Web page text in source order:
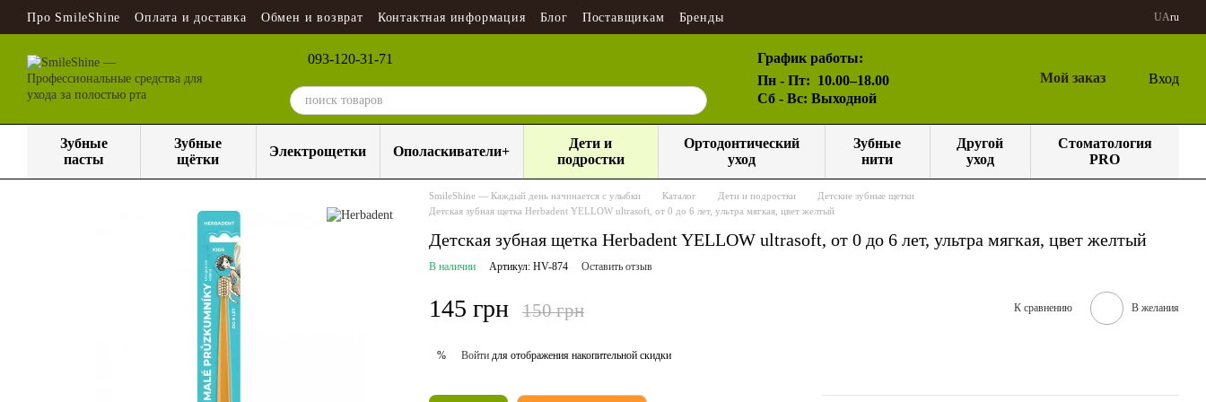
Перейти к основному контенту
Про SmileShine Оплата и доставка Обмен и возврат Контактная информация Блог Поставщикам Бренды UAru
093-120-31-71
График работы:
Пн - Пт: 10.00–18.00
Сб - Вс: Выходной
Мой заказ Вход
Зубные
пасты
Зубные
щётки
Электрощетки Ополаскиватели+
Дети и
подростки
Ортодонтический
уход
Зубные
нити
Другой
уход
Стоматология
PRO
SmileShine — Каждый день начинается с улыбки Каталог Дети и подростки
Детские зубные щетки
Детская зубная щетка Herbadent YELLOW ultrasoft, от 0 до 6 лет, ультра мягкая, цвет желтый
Детская зубная щетка Herbadent YELLOW ultrasoft, от 0 до 6 лет, ультра мягкая, цвет желтый
В наличии Артикул: HV-874 Оставить отзыв
145 грн 150 грн К сравнению В желания
% Войти для отображения накопительной скидки